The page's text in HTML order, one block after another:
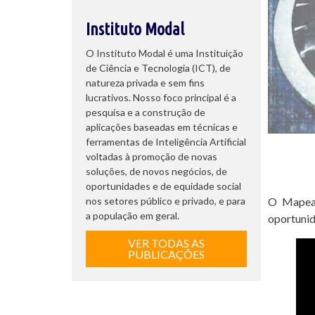
Instituto Modal
O Instituto Modal é uma Instituição
de Ciência e Tecnologia (ICT), de
natureza privada e sem fins
lucrativos. Nosso foco principal é a
pesquisa e a construção de
aplicações baseadas em técnicas e
ferramentas de Inteligência Artificial
voltadas à promoção de novas
soluções, de novos negócios, de
oportunidades e de equidade social
nos setores público e privado, e para
a população em geral.
VER TODAS AS
PUBLICAÇÕES
O